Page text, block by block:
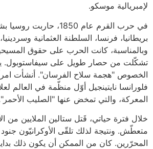
لإمبريالية موسكو.
في حرب القرم عام 1850،
بريطانيا، فرنسا، السلطنة العثمانية
وبالمناسبة، كانت الحرب على حقوق
تشكّلت من حصار طويل على سيفاستوبول.
الخصوص "هجمة سلاح الفرسان". أنشأت
فلورانسا نايتينجيل أوّل منظّمة في العالم
المعركة، والتي تمخض عنها "الصليب
خلال فترة حياتي، قَتل ستالين الملايين من
متعطّش. ونتيجة لذلك تلقّى الأوكرانيّون
المحرّرين. كان من الممكن أن يكون ذلك